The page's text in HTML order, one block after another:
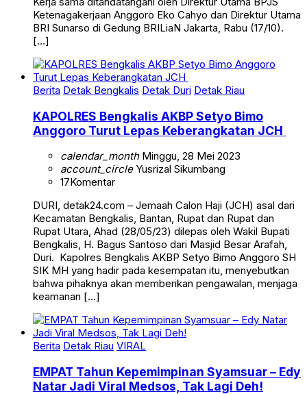
Ketenagakerjaan Anggoro Eko Cahyo dan Direktur Utama
BRI Sunarso di Gedung BRILiaN Jakarta, Rabu (17/10).
[…]
Berita Detak Bengkalis Detak Duri Detak Riau
KAPOLRES Bengkalis AKBP Setyo Bimo
Anggoro Turut Lepas Keberangkatan JCH
calendar_monthMinggu, 28 Mei 2023
account_circleYusrizal Sikumbang
17Komentar
DURI, detak24.com – Jemaah Calon Haji (JCH) asal dari
Kecamatan Bengkalis, Bantan, Rupat dan Rupat dan
Rupat Utara, Ahad (28/05/23) dilepas oleh Wakil Bupati
Bengkalis, H. Bagus Santoso dari Masjid Besar Arafah,
Duri. Kapolres Bengkalis AKBP Setyo Bimo Anggoro SH
SIK MH yang hadir pada kesempatan itu, menyebutkan
bahwa pihaknya akan memberikan pengawalan, menjaga
keamanan […]
Berita Detak Riau VIRAL
EMPAT Tahun Kepemimpinan Syamsuar – Edy
Natar Jadi Viral Medsos, Tak Lagi Deh!